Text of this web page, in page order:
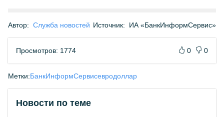
Автор: Служба новостей Источник: ИА «БанкИнформСервис»
Просмотров: 1774 0 0
Метки:БанкИнформСервисевродоллар
Новости по теме